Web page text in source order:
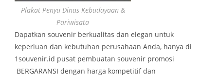
Plakat Penyu Dinas Kebudayaan &
Pariwisata
Dapatkan souvenir berkualitas dan elegan untuk
keperluan dan kebutuhan perusahaan Anda, hanya di
1souvenir.id pusat pembuatan souvenir promosi
BERGARANSI dengan harga kompetitif dan